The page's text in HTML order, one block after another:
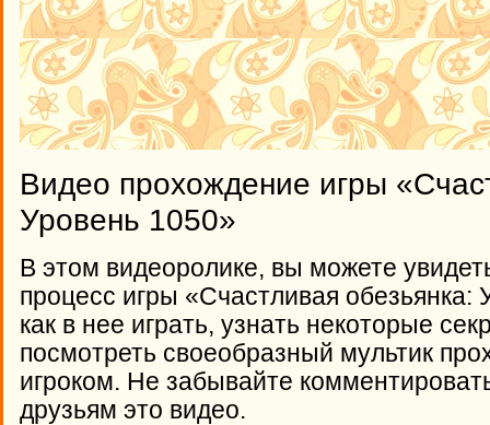
Видео прохождение игры
Уровень 1050»
В этом видеоролике, вы можете
процесс игры «Счастливая обезьянка:
как в нее играть, узнать некоторые
посмотреть своеобразный мультик
игроком. Не забывайте
друзьям это видео.